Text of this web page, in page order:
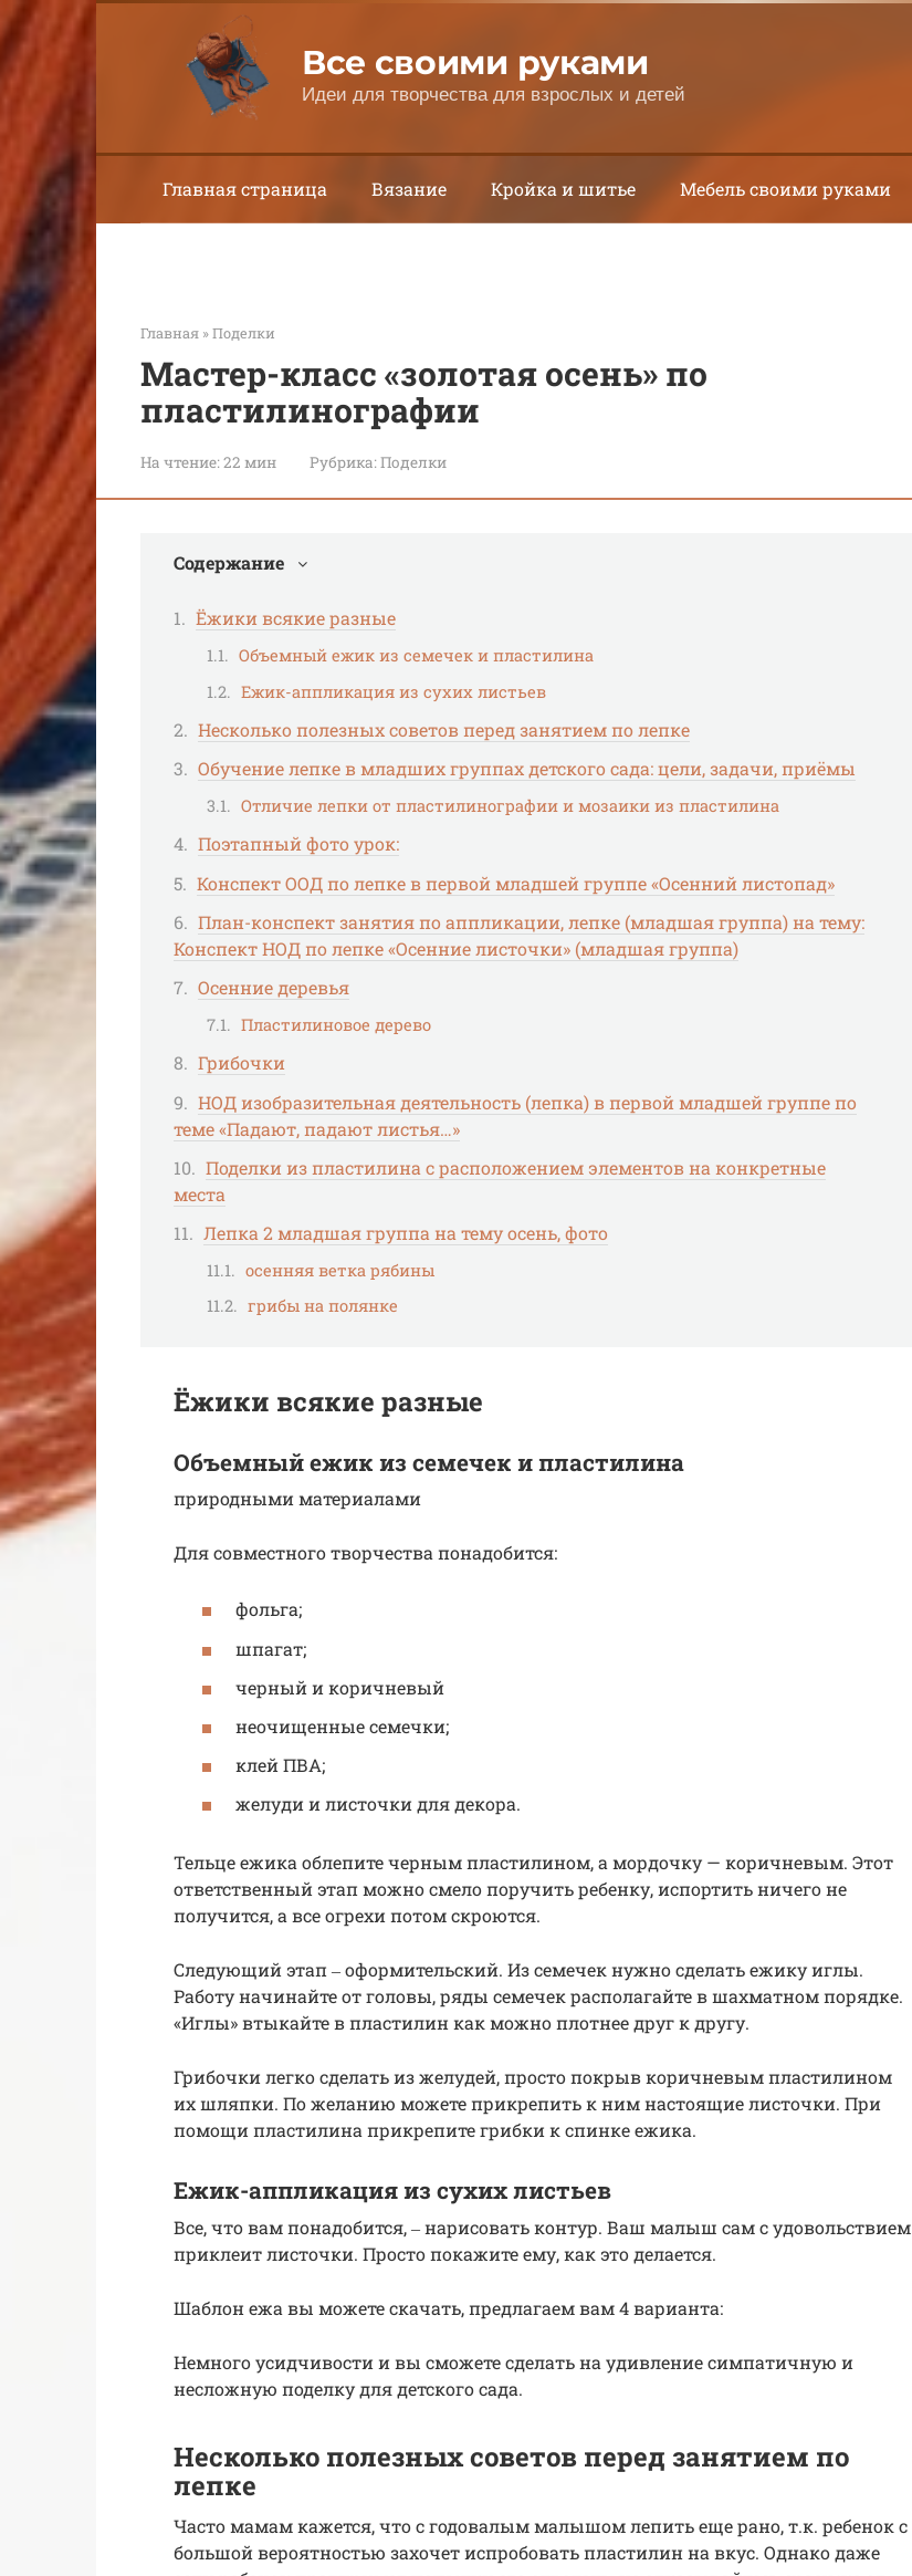
Перейти
к
контенту
Все своими руками
Идеи для творчества для взрослых и детей
Главная страница Вязание Кройка и шитье Мебель своими руками
Главная »Поделки
Мастер-класс «золотая осень» по
пластилинографии
На чтение:22 мин Рубрика:Поделки
Содержание
Ёжики всякие разные
Объемный ежик из семечек и пластилина
Ежик-аппликация из сухих листьев
Несколько полезных советов перед занятием по лепке
Обучение лепке в младших группах детского сада: цели, задачи, приёмы
Отличие лепки от пластилинографии и мозаики из пластилина
Поэтапный фото урок:
Конспект ООД по лепке в первой младшей группе «Осенний листопад»
План-конспект занятия по аппликации, лепке (младшая группа) на тему:
Конспект НОД по лепке «Осенние листочки» (младшая группа)
Осенние деревья
Пластилиновое дерево
Грибочки
НОД изобразительная деятельность (лепка) в первой младшей группе по
теме «Падают, падают листья…»
Поделки из пластилина с расположением элементов на конкретные
места
Лепка 2 младшая группа на тему осень, фото
осенняя ветка рябины
грибы на полянке
Ёжики всякие разные
Объемный ежик из семечек и пластилина
природными материалами
Для совместного творчества понадобится:
фольга;
шпагат;
черный и коричневый
неочищенные семечки;
клей ПВА;
желуди и листочки для декора.
Тельце ежика облепите черным пластилином, а мордочку — коричневым. Этот
ответственный этап можно смело поручить ребенку, испортить ничего не
получится, а все огрехи потом скроются.
Следующий этап ‒ оформительский. Из семечек нужно сделать ежику иглы.
Работу начинайте от головы, ряды семечек располагайте в шахматном порядке.
«Иглы» втыкайте в пластилин как можно плотнее друг к другу.
Грибочки легко сделать из желудей, просто покрыв коричневым пластилином
их шляпки. По желанию можете прикрепить к ним настоящие листочки. При
помощи пластилина прикрепите грибки к спинке ежика.
Ежик-аппликация из сухих листьев
Все, что вам понадобится, ‒ нарисовать контур. Ваш малыш сам с удовольствием
приклеит листочки. Просто покажите ему, как это делается.
Шаблон ежа вы можете скачать, предлагаем вам 4 варианта:
Немного усидчивости и вы сможете сделать на удивление симпатичную и
несложную поделку для детского сада.
Несколько полезных советов перед занятием по
лепке
Часто мамам кажется, что с годовалым малышом лепить еще рано, т.к. ребенок с
большой вероятностью захочет испробовать пластилин на вкус. Однако даже